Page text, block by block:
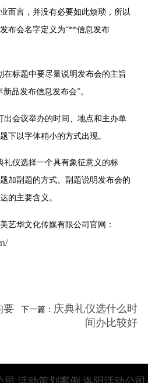
而言，并没有必要如此烦琐，所以
布会名字定义为“**信息发布
标题中要尽量说明发布会的主旨
品发布信息发布会”。
会议举办的时间、地点和主办单
下以字体稍小的方式出现。
仪选择一个具有象征意义的标
加副题的方式。副题说明发布会的
的主要含义。
华文化传媒有限公司官网：
要
下一篇： 庆典礼仪选什么时
间办比较好